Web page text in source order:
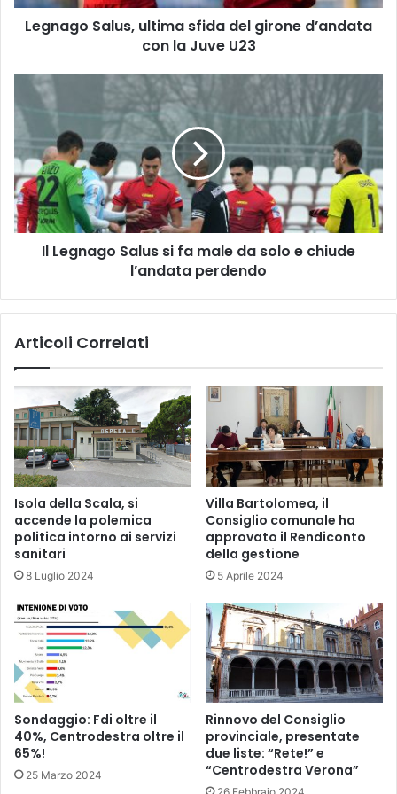
la
Juve
Legnago Salus, ultima sfida del girone d’andata
con la Juve U23
Salus
si
fa
male
da
solo
e
chiudeIl Legnago Salus si fa male da solo e chiude
l’andata perdendo
Articoli Correlati
Isola della Scala, si
accende la polemica
politica intorno ai servizi
sanitari
8 Luglio 2024
Villa Bartolomea, il
Consiglio comunale ha
approvato il Rendiconto
della gestione
5 Aprile 2024
Sondaggio: Fdi oltre il
40%, Centrodestra oltre il
65%!
25 Marzo 2024
Rinnovo del Consiglio
provinciale, presentate
due liste: “Rete!” e
“Centrodestra Verona”